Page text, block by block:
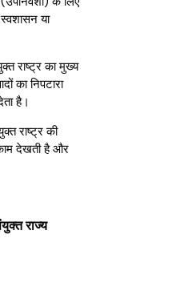
या
राष्ट्र का मुख्य
का निपटारा
है।
राष्ट्र की
देखती है और
राज्य